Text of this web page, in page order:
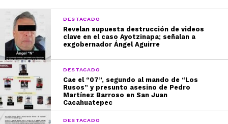
DESTACADO
Revelan supuesta destrucción de videos
clave en el caso Ayotzinapa; señalan a
exgobernador Ángel Aguirre
DESTACADO
Cae el “07”, segundo al mando de “Los
Rusos” y presunto asesino de Pedro
Martínez Barroso en San Juan
Cacahuatepec
DESTACADO